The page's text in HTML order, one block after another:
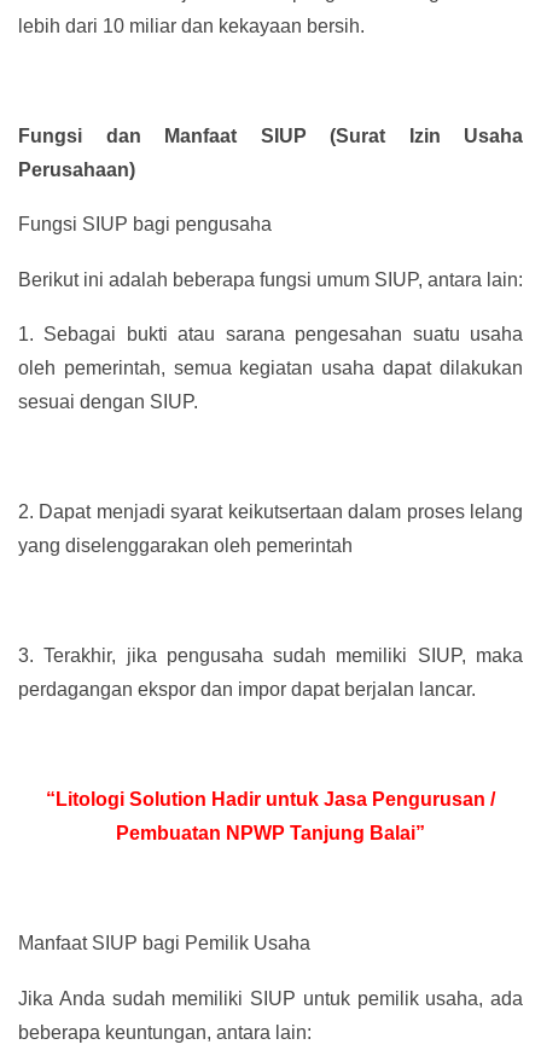
lebih dari 10 miliar dan kekayaan bersih.
Fungsi dan Manfaat SIUP (Surat Izin Usaha
Perusahaan)
Fungsi SIUP bagi pengusaha
Berikut ini adalah beberapa fungsi umum SIUP, antara lain:
1. Sebagai bukti atau sarana pengesahan suatu usaha
oleh pemerintah, semua kegiatan usaha dapat dilakukan
sesuai dengan SIUP.
2. Dapat menjadi syarat keikutsertaan dalam proses lelang
yang diselenggarakan oleh pemerintah
3. Terakhir, jika pengusaha sudah memiliki SIUP, maka
perdagangan ekspor dan impor dapat berjalan lancar.
“Litologi Solution Hadir untuk Jasa Pengurusan /
Pembuatan NPWP Tanjung Balai”
Manfaat SIUP bagi Pemilik Usaha
Jika Anda sudah memiliki SIUP untuk pemilik usaha, ada
beberapa keuntungan, antara lain: